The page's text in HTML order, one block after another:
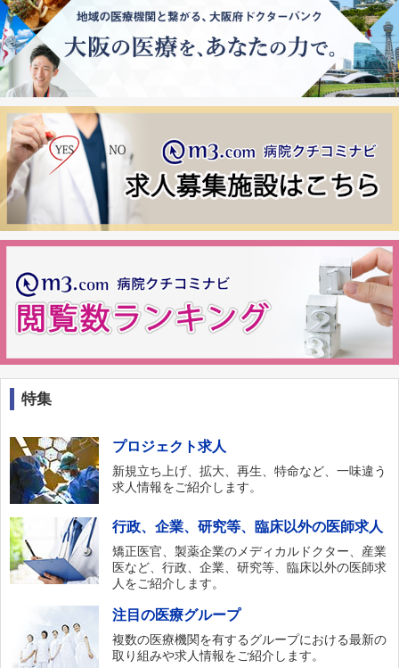
特集
プロジェクト求人
新規立ち上げ、拡大、再生、特命など、一味違う
求人情報をご紹介します。
行政、企業、研究等、臨床以外の医師求人
矯正医官、製薬企業のメディカルドクター、産業
医など、行政、企業、研究等、臨床以外の医師求
人をご紹介します。
注目の医療グループ
複数の医療機関を有するグループにおける最新の
取り組みや求人情報をご紹介します。